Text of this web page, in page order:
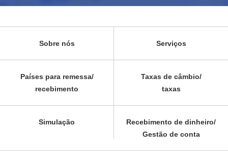
Sobre nós Serviços
Países para remessa/
recebimento
Taxas de câmbio/
taxas
Simulação
Recebimento de dinheiro/
Gestão de conta